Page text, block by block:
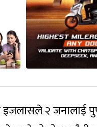
इजलासले २ जनालाई